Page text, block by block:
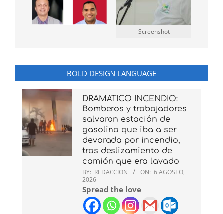
Screenshot
BOLD DESIGN LANGUAGE
DRAMATICO INCENDIO:
Bomberos y trabajadores
salvaron estación de
gasolina que iba a ser
devorada por incendio,
tras deslizamiento de
camión que era lavado
BY: REDACCION ON: 6 AGOSTO,
2026
Spread the love